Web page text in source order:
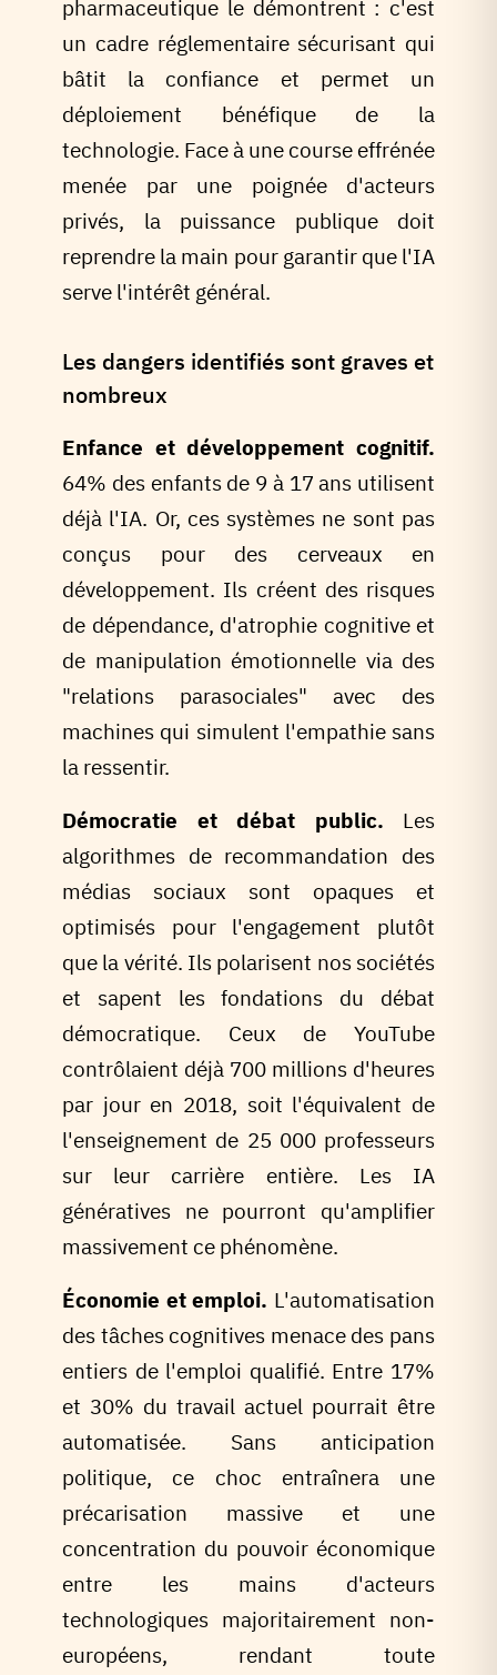
pharmaceutique le démontrent : c'est
un cadre réglementaire sécurisant qui
bâtit la confiance et permet un
déploiement bénéfique de la
technologie. Face à une course effrénée
menée par une poignée d'acteurs
privés, la puissance publique doit
reprendre la main pour garantir que l'IA
serve l'intérêt général.
Les dangers identifiés sont graves et
nombreux
Enfance et développement cognitif.
64% des enfants de 9 à 17 ans utilisent
déjà l'IA. Or, ces systèmes ne sont pas
conçus pour des cerveaux en
développement. Ils créent des risques
de dépendance, d'atrophie cognitive et
de manipulation émotionnelle via des
"relations parasociales" avec des
machines qui simulent l'empathie sans
la ressentir.
Démocratie et débat public. Les
algorithmes de recommandation des
médias sociaux sont opaques et
optimisés pour l'engagement plutôt
que la vérité. Ils polarisent nos sociétés
et sapent les fondations du débat
démocratique. Ceux de YouTube
contrôlaient déjà 700 millions d'heures
par jour en 2018, soit l'équivalent de
l'enseignement de 25 000 professeurs
sur leur carrière entière. Les IA
génératives ne pourront qu'amplifier
massivement ce phénomène.
Économie et emploi. L'automatisation
des tâches cognitives menace des pans
entiers de l'emploi qualifié. Entre 17%
et 30% du travail actuel pourrait être
automatisée. Sans anticipation
politique, ce choc entraînera une
précarisation massive et une
concentration du pouvoir économique
entre les mains d'acteurs
technologiques majoritairement non-
européens, rendant toute